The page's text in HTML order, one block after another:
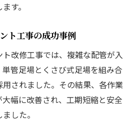
す。
ト工事の成功事例
改修工事では、複雑な配管が入
管足場とくさび式足場を組み合
されました。その結果、各作業
幅に改善され、工期短縮と安全
した。